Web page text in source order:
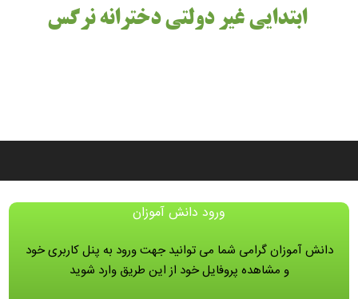
ابتدایی غیر دولتی دخترانه نرگس
ورود دانش آموزان
دانش آموزان گرامی شما می توانید جهت ورود به پنل کاربری خود
و مشاهده پروفایل خود از این طریق وارد شوید